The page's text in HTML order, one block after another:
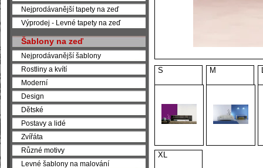
S M
XL
Nejprodávanější tapety na zeď
Výprodej - Levné tapety na zeď
Šablony na zeď
Nejprodávanější šablony
Rostliny a kvítí
Moderní
Design
Dětské
Postavy a lidé
Zvířáta
Různé motivy
Levné šablony na malování